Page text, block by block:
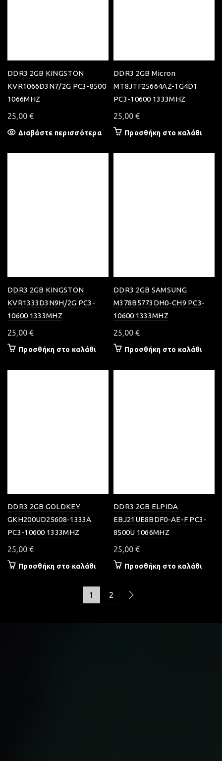
DDR3 2GB KINGSTON
KVR1066D3N7/2G PC3-8500
1066MHZ
25,00 €
Διαβάστε περισσότερα
DDR3 2GB Micron
MT8JTF25664AZ-1G4D1
PC3-10600 1333MHZ
25,00 €
Προσθήκη στο καλάθι
DDR3 2GB KINGSTON
KVR1333D3N9H/2G PC3-
10600 1333MHZ
25,00 €
Προσθήκη στο καλάθι
DDR3 2GB SAMSUNG
M378B5773DH0-CH9 PC3-
10600 1333MHZ
25,00 €
Προσθήκη στο καλάθι
DDR3 2GB GOLDKEY
GKH200UD25608-1333A
PC3-10600 1333MHZ
25,00 €
Προσθήκη στο καλάθι
DDR3 2GB ELPIDA
EBJ21UE8BDF0-AE-F PC3-
8500U 1066MHZ
25,00 €
Προσθήκη στο καλάθι
1 2